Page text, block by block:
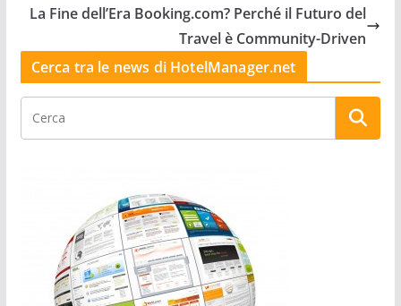
La Fine dell’Era Booking.com? Perché il Futuro del
Travel è Community-Driven
Cerca tra le news di HotelManager.net